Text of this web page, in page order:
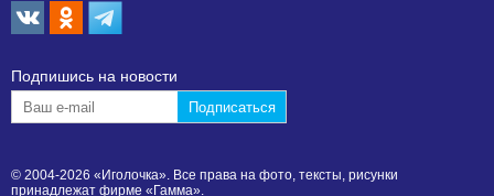
Подпишиcь на новости
© 2004-2026 «Иголочка». Все права на фото, тексты, рисунки
принадлежат фирме «Гамма».